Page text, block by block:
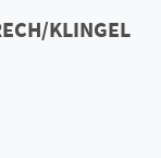
KLINGEL